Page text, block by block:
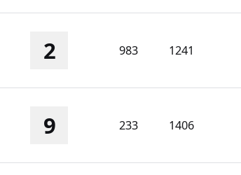
2 983 1241
9 233 1406